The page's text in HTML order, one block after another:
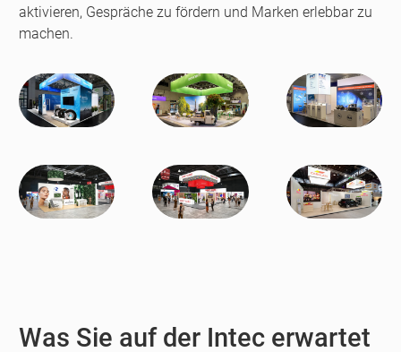
aktivieren, Gespräche zu fördern und Marken erlebbar zu
machen.
Was Sie auf der Intec erwartet